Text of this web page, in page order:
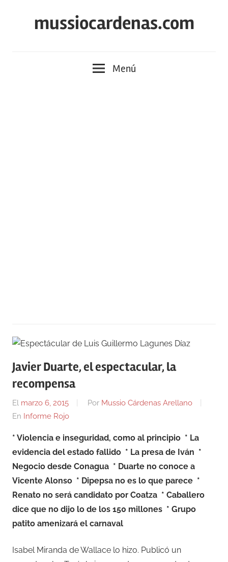
mussiocardenas.com
Menú
Javier Duarte, el espectacular, la
recompensa
El marzo 6, 2015 Por Mussio Cárdenas Arellano
En Informe Rojo
* Violencia e inseguridad, como al principio * La
evidencia del estado fallido * La presa de Iván *
Negocio desde Conagua * Duarte no conoce a
Vicente Alonso * Dipepsa no es lo que parece *
Renato no será candidato por Coatza * Caballero
dice que no dijo lo de los 150 millones * Grupo
patito amenizará el carnaval
Isabel Miranda de Wallace lo hizo. Publicó un